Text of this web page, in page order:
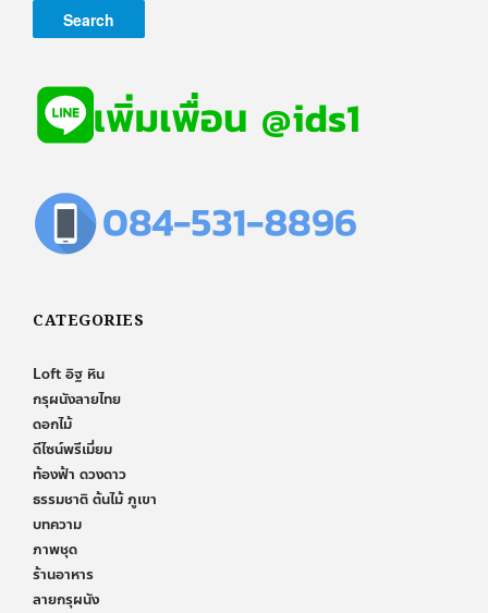
CATEGORIES
Loft อิฐ หิน
กรุผนังลายไทย
ดอกไม้
ดีไซน์พรีเมี่ยม
ท้องฟ้า ดวงดาว
ธรรมชาติ ต้นไม้ ภูเขา
บทความ
ภาพชุด
ร้านอาหาร
ลายกรุผนัง